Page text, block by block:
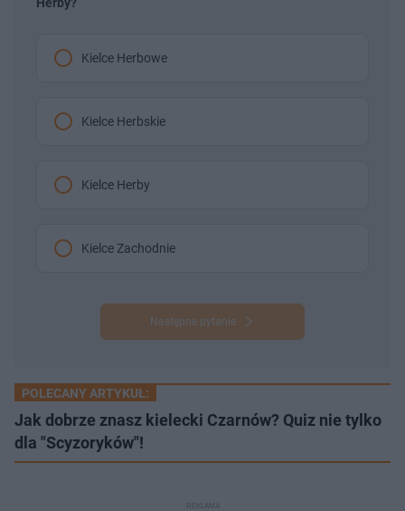
Kielce Herbowe
Kielce Herbskie
Kielce Herby
Kielce Zachodnie
Następne pytanie
POLECANY ARTYKUŁ:
Jak dobrze znasz kielecki Czarnów? Quiz nie tylko
dla "Scyzoryków"!